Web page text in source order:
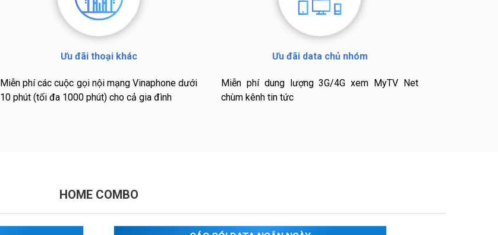
Ưu đãi thoại khác
Miễn phí các cuộc gọi nội mạng Vinaphone dưới
10 phút (tối đa 1000 phút) cho cả gia đình
Ưu đãi data chủ nhóm
Miễn phí dung lượng 3G/4G xem MyTV Net
chùm kênh tin tức
HOME COMBO